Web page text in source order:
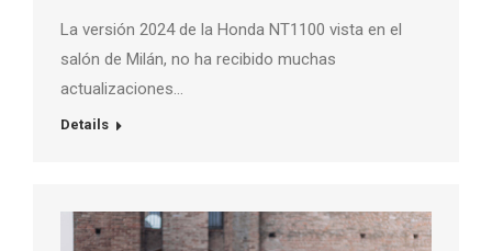
La versión 2024 de la Honda NT1100 vista en el
salón de Milán, no ha recibido muchas
actualizaciones…
Details